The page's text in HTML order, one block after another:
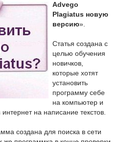
Advego
Plagiatus новую
версию».
Статья создана с
целью обучения
новичков,
которые хотят
установить
программу себе
на компьютер и
на написание текстов.
создана для поиска в сети